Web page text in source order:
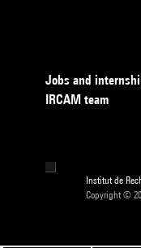
Jobs and
IRCAM team
Institut de
Copyright ©